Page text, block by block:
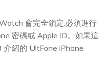
會完全鎖定,必須進行
密碼或 Apple ID。如果這
紹的 UltFone iPhone